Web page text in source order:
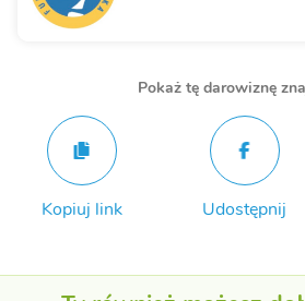
Pokaż tę darowiznę
Kopiuj link Udostępnij